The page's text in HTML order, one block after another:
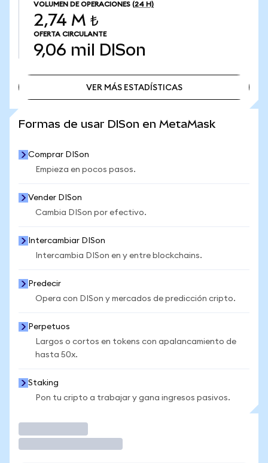
VOLUMEN DE OPERACIONES (24 H)
2,74 M ₺
OFERTA CIRCULANTE
9,06 mil DISon
VER MÁS ESTADÍSTICAS
Formas de usar DISon en MetaMask
Comprar DISon
Empieza en pocos pasos.
Vender DISon
Cambia DISon por efectivo.
Intercambiar DISon
Intercambia DISon en y entre blockchains.
Predecir
Opera con DISon y mercados de predicción cripto.
Perpetuos
Largos o cortos en tokens con apalancamiento de
hasta 50x.
Staking
Pon tu cripto a trabajar y gana ingresos pasivos.